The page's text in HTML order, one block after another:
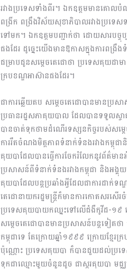
រវាងប្រទេសទាំងពីរ។ ឯកឧត្តមមានគោល
ពង្រីក ពង្រឹងវិស័យសុខាភិបាលរវាងប្រទេ
ទៅមក។ ឯកឧត្តមបញ្ជាក់ថា ដោយសារបច្ចុ
ផងដែរ ដូច្នេះយើងមានឱកាសក្នុងការពង្
ជម្រាបជូនសម្ដេចតេជោថា ប្រទេសគុយដា
ក្របខណ្ឌអាស៊ានផងដែរ។
ជាការឆ្លើយតប សម្ដេចតេជោបានមានប្រ
ប្រធានរដ្ឋសភាគុយបាល ដែលបានទទួលស្វ
បានចាត់ទុកថាមដំណើរទស្សនកិច្ចរបស់សម្ដ
ការរឹតចំណងមិត្តភាពទំនាក់ទំនងរវាងកម្
គុយបាដែលបានធ្វើការចែករំលែកនូវព័ត៌ម
ប្រសាសន៍ពីទំនាក់ទំនងរវាងកម្ពុជា និងអង្គុ
គុយបាដែលបន្តប្រឆាំងអ្វីដែលជាការដាក់ទ
តេជោនាយករដ្ឋមន្ត្រីក៏មានការកោតសរសើ
ប្រទេសគុយបាយកឈ្នះទៅលើជំងឺកូវីដ-១៩
សម្ដេចតេជោបានមានប្រសាសន៍បន្តទៀត
កម្ពុជាទេ តែក្រោយឆ្នាំ១៩៩៩ ក្រោយខ្មែ
ប៉ុណ្ណោះ ប្រទេសគុយបា ក៏បានជួយដល់ប្រទេ
ទុកជាឈ្មោះមួយចំនួនដូច ជាស្ករគុយបា មជ្